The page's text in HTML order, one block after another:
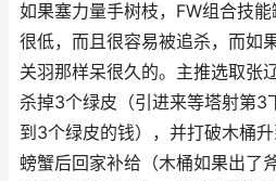
如果塞力量手树枝，FW组合技
很低，而且很容易被追杀，而如
关羽那样呆很久的。主推选取张
杀掉3个绿皮（引进来等塔射第3
到3个绿皮的钱），并打破木桶
螃蟹后回家补给（木桶如果出了